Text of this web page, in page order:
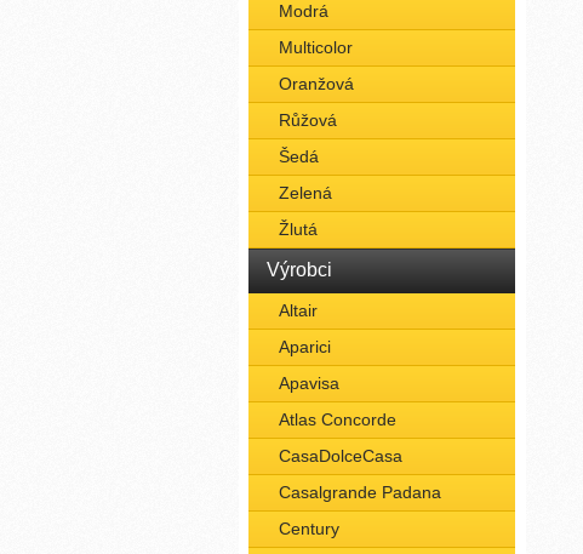
Modrá
Multicolor
Oranžová
Růžová
Šedá
Zelená
Žlutá
Výrobci
Altair
Aparici
Apavisa
Atlas Concorde
CasaDolceCasa
Casalgrande Padana
Century